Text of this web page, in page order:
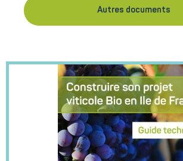
Autres documents